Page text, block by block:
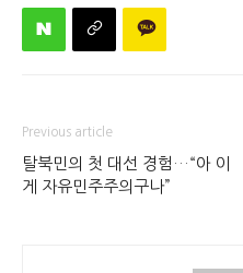
Previous article
탈북민의 첫 대선 경험…“아 이
게 자유민주주의구나”